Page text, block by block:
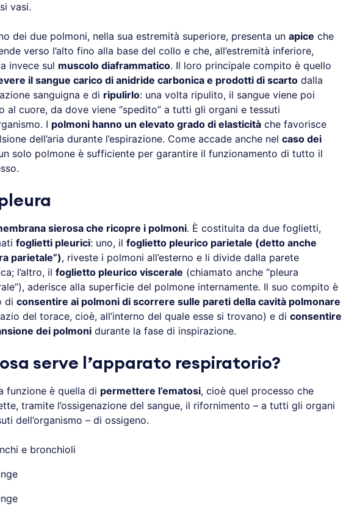
vasi.
dei due polmoni, nella sua estremità superiore, presenta un apice che
verso l’alto fino alla base del collo e che, all’estremità inferiore,
invece sul muscolo diaframmatico. Il loro principale compito è quello
il sangue carico di anidride carbonica e prodotti di scartodalla
sanguigna e di ripulirlo: una volta ripulito, il sangue viene poi
al cuore, da dove viene “spedito” a tutti gli organi e tessuti
I polmoni hanno un elevato grado di elasticitàche favorisce
dell’aria durante l’espirazione. Come accade anche nel caso dei
solo polmone è sufficiente per garantire il funzionamento di tutto il
sierosa che ricopre i polmoni. È costituita da due foglietti,
foglietti pleurici: uno, il foglietto pleurico parietale (detto anche
parietale”), riveste i polmoni all’esterno e li divide dalla parete
l’altro, il foglietto pleurico viscerale (chiamato anche “pleura
aderisce alla superficie del polmone internamente. Il suo compito è
di consentire ai polmoni di scorrere sulle pareti della cavità polmonare
del torace, cioè, all’interno del quale esse si trovano) e di consentire
dei polmonidurante la fase di inspirazione.
serve l’apparato respiratorio?
funzione è quella di permettere l’ematosi, cioè quel processo che
tramite l’ossigenazione del sangue, il rifornimento – a tutti gli organi
dell’organismo – di ossigeno.
e bronchioli